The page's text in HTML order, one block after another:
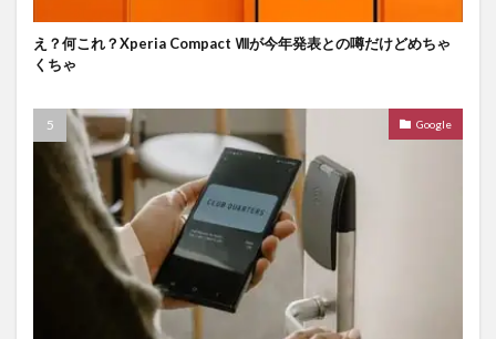
え？何これ？Xperia Compact Ⅷが今年発表との噂だけどめちゃ
くちゃ
Google